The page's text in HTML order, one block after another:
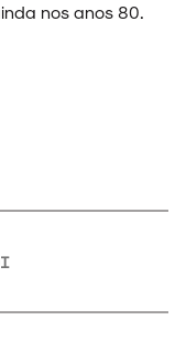
nos anos 80.